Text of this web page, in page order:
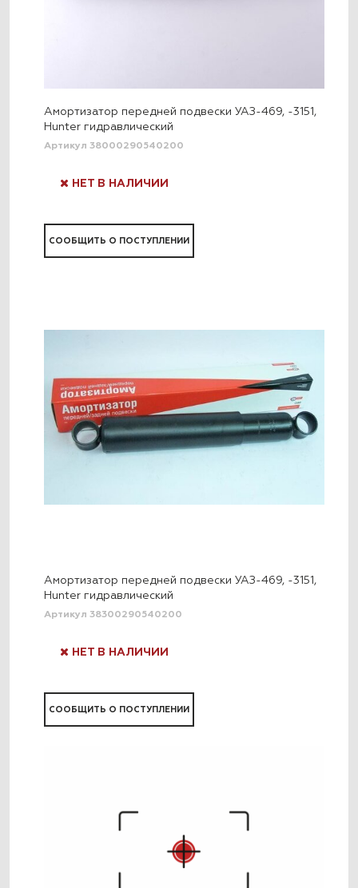
Амортизатор передней подвески УАЗ-469, -3151,
Hunter гидравлический
Артикул 38000290540200
НЕТ В НАЛИЧИИ
СООБЩИТЬ О ПОСТУПЛЕНИИ
Амортизатор передней подвески УАЗ-469, -3151,
Hunter гидравлический
Артикул 38300290540200
НЕТ В НАЛИЧИИ
СООБЩИТЬ О ПОСТУПЛЕНИИ